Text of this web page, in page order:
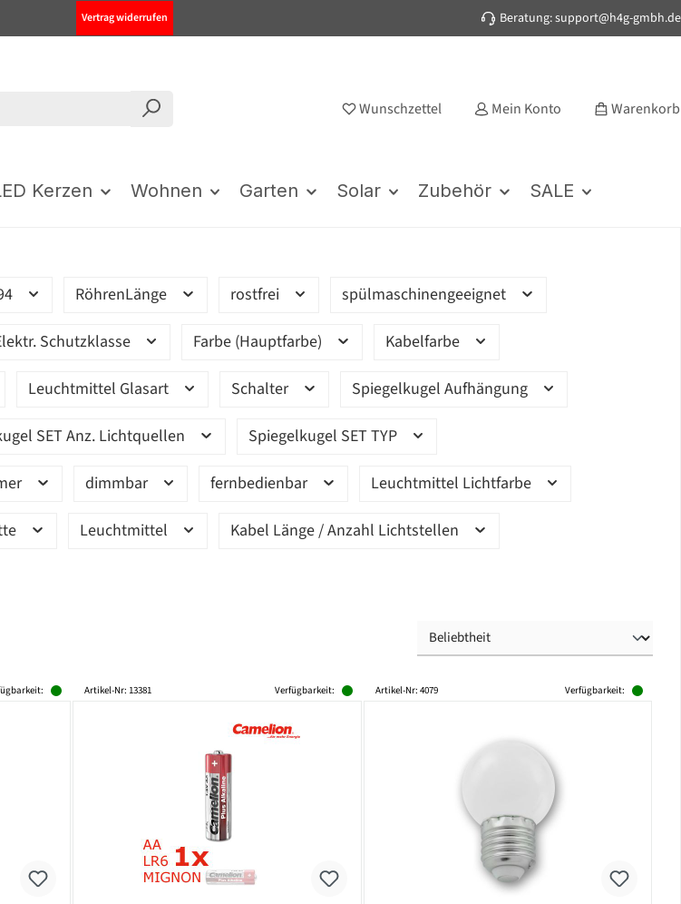
Vertrag widerrufen Beratung: support@h4g-gmbh.de
Wunschzettel Mein Konto Warenkorb
Kerzen Wohnen Garten Solar Zubehör SALE
RöhrenLänge rostfrei spülmaschinengeeignet
Schutzklasse Farbe (Hauptfarbe) Kabelfarbe
Leuchtmittel Glasart Schalter Spiegelkugel Aufhängung
SET Anz. Lichtquellen Spiegelkugel SET TYP
dimmbar fernbedienbar Leuchtmittel Lichtfarbe
Leuchtmittel Kabel Länge / Anzahl Lichtstellen
Artikel-Nr: 13381 Verfügbarkeit: Artikel-Nr: 4079 Verfügbarkeit: